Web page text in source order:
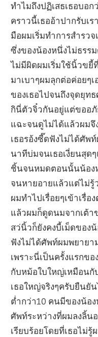
ทำไมถึงปฏิเสธเธอบอก
คราวนี้เธออ้าปากรับเ
มือผมเริ่มทำการสำรวจ
ซึ่งของน้องหนึ่งไม่ธรร
ไม่มีผิดผมเริ่มใช้นิ้วขยี้
มาเบาๆผมลุกต่อค่อยๆ
ของเธอไปจนถึงจุดยุท
กินี่ตัวจิ๋วกันอยู่แต่ขออ
แฉะจนดูไม่ได้แล้วผมจึ
เธอรอ้งซี๊ดฟังไม่ได้ศัพ
นาทีบ่มจนเธอเงี่ยนสุด
ชิ้นจนหมดตอนนั้นน้อง
จนหายอายแล้วแต่ไม่รู้
ผมทำไปเรื่อยๆเข้าเรื่อ
แล้วผมก็ดูดนมจากเต้า
สว่นิ้วก็ยังคงบี้เม็ดของ
ฟังไม่ได้ศัพท์ผมพยายา
เพราะนี่เป็นครั้งแรกข
กับหม้อใบใหญ่เหมือนกั
เธอใหญ่จริงๆครับยืนยั
ต่ำกว่า10 คนมีของน้อ
ศัพท์ระหว่างที่ผมลงลิ้น
เรียบร้อยโดยที่เธอไม่